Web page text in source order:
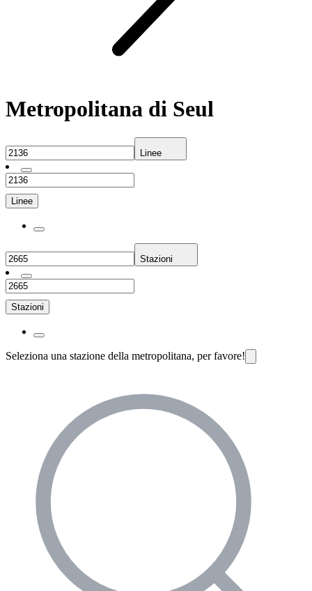
Metropolitana di Seul
Linee
Linee
Stazioni
Stazioni
Seleziona una stazione della metropolitana, per favore!